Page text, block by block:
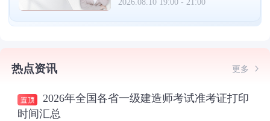
热点资讯 更多
2026年全国各省一级建造师考试准考证打印
时间汇总